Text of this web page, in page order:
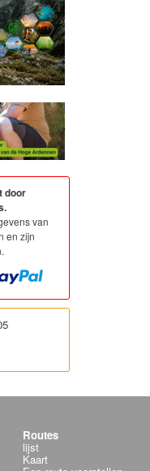
door
van
en zijn
Routes
lijst
Kaart